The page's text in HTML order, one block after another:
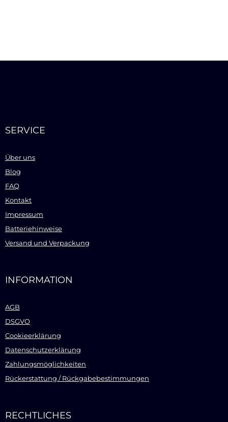
SERVICE
Über uns
Blog
FAQ
Kontakt
Impressum
Batteriehinweise
Versand und Verpackung
INFORMATION
AGB
DSGVO
Cookieerklärung
Datenschutzerklärung
Zahlungsmöglichkeiten
Rückerstattung / Rückgabebestimmungen
RECHTLICHES